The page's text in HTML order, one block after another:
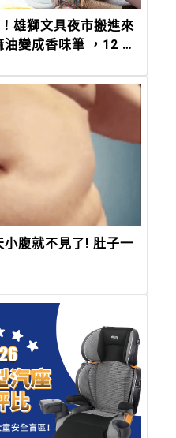
雄獅文具夜市搬進來
變成香味筆 ，12 種
腹就不見了! 肚子一